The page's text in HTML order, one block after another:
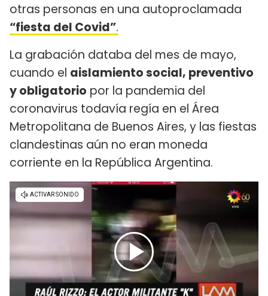
otras personas en una autoproclamada
“fiesta del Covid”.
La grabación databa del mes de mayo,
cuando el aislamiento social, preventivo
y obligatorio por la pandemia del
coronavirus todavía regía en el Área
Metropolitana de Buenos Aires, y las fiestas
clandestinas aún no eran moneda
corriente en la República Argentina.